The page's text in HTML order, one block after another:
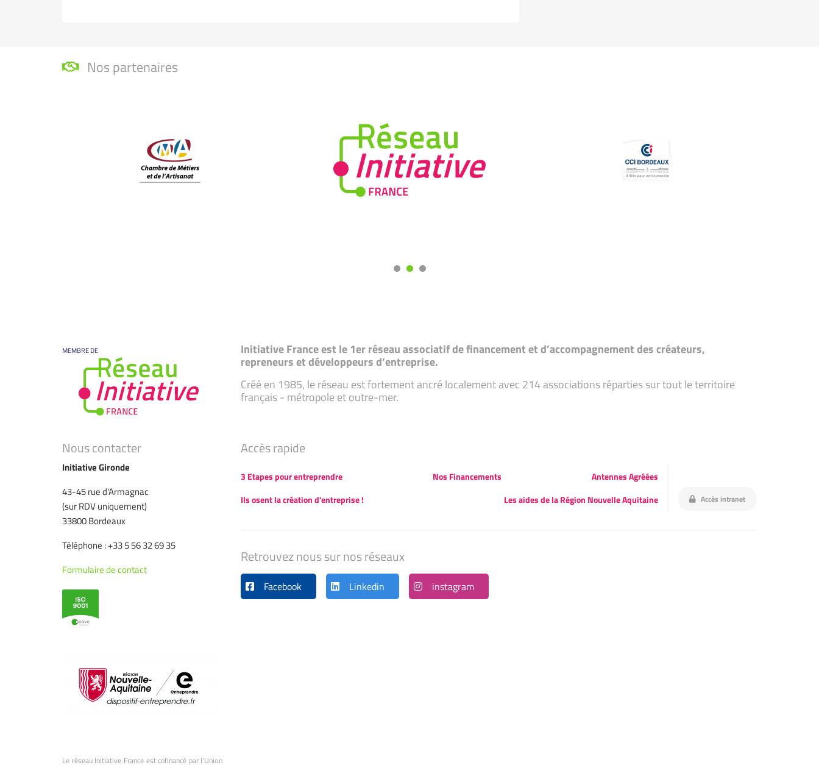
Nos partenaires
MEMBRE DE Initiative France est le 1er réseau associatif de financement et d’accompagnement des créateurs,
repreneurs et développeurs d’entreprise.
Créé en 1985, le réseau est fortement ancré localement avec 214 associations réparties sur tout le territoire
français - métropole et outre-mer.
Nous contacter
Initiative Gironde
43-45 rue d'Armagnac
(sur RDV uniquement)
33800 Bordeaux
Téléphone : +33 5 56 32 69 35
Formulaire de contact
Le réseau Initiative France est cofinancé par l’Union
Accès rapide
3 Etapes pour entreprendre Nos Financements
Antennes Agréées
Ils osent la création d'entreprise !
Les aides de la Région Nouvelle Aquitaine Accès intranet
Retrouvez nous sur nos réseaux
Facebook Linkedin instagram